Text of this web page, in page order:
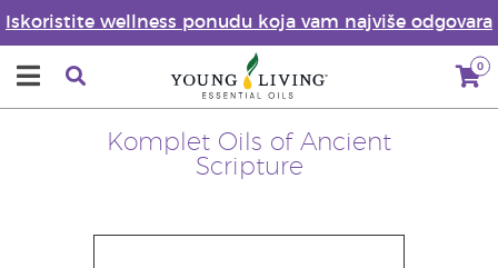
Iskoristite wellness ponudu koja vam najviše odgovara
0
Komplet Oils of Ancient
Scripture